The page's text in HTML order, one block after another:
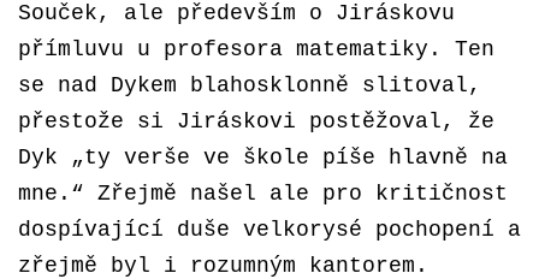
Souček, ale především o Jiráskovu
přímluvu u profesora matematiky. Ten
se nad Dykem blahosklonně slitoval,
přestože si Jiráskovi postěžoval, že
Dyk „ty verše ve škole píše hlavně na
mne.“ Zřejmě našel ale pro kritičnost
dospívající duše velkorysé pochopení a
zřejmě byl i rozumným kantorem.